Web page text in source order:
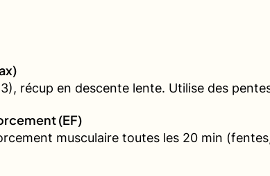
récup en descente lente. Utilise des
(EF)
musculaire toutes les 20 min